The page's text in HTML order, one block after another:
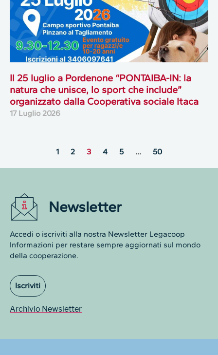
Il 25 luglio a Pordenone “PONTAIBA-IN: la
natura che unisce, lo sport che include”
organizzato dalla Cooperativa sociale Itaca
17 Luglio 2026
1 2 3 4 5 … 50
Newsletter
Accedi o iscriviti alla nostra Newsletter Legacoop
Informazioni per restare sempre aggiornati sul mondo
della cooperazione.
Iscriviti
Archivio Newsletter